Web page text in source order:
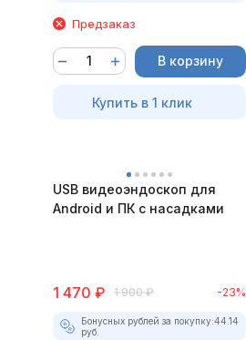
Предзаказ
В корзину
Купить в 1 клик
USB видеоэндоскоп для
Android и ПК с насадками
1 470 ₽ 1 900 ₽ -23%
Бонусных рублей за покупку:44.14
руб.